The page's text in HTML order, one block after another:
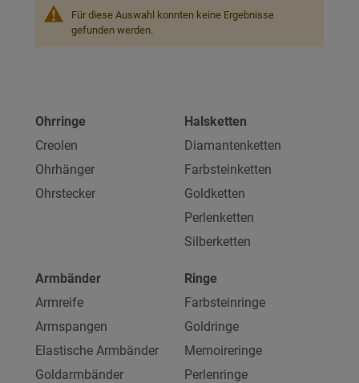
Für diese Auswahl konnten keine Ergebnisse
gefunden werden.
Ohrringe
Creolen
Ohrhänger
Ohrstecker
Halsketten
Diamantenketten
Farbsteinketten
Goldketten
Perlenketten
Silberketten
Armbänder
Armreife
Armspangen
Elastische Armbänder
Goldarmbänder
Ringe
Farbsteinringe
Goldringe
Memoireringe
Perlenringe